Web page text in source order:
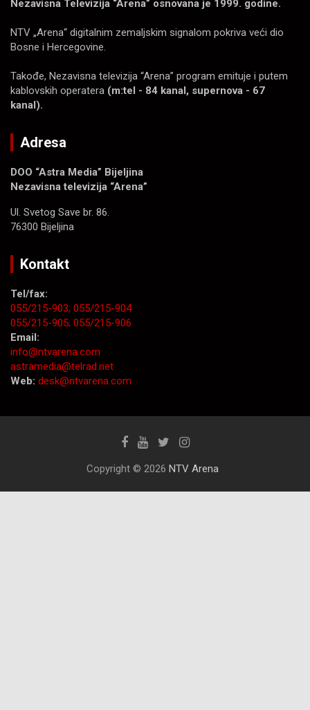
Nezavisna Televizija “Arena” osnovana je 1999. godine.
NTV „Arena“ digitalnim zemaljskim signalom pokriva veći dio
Bosne i Hercegovine.
Takođe, Nezavisna televizija “Arena” program emituje i putem
kablovskih operatera (m:tel - 84 kanal, supernova - 67
kanal).
Adresa
DOO “Astra Media” Bijeljina
Nezavisna televizija “Arena”
Ul. Svetog Save br. 86.
76300 Bijeljina
Kontakt
Tel/fax:
055/215-903; 055/215-904
055/215-905; 055/215-906
Email:
info@ntvarena.com
astramedia@telrad.net
Web: desk@ntvarena.com
Copyright © 2026 NTV Arena